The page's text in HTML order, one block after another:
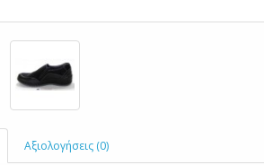
Αξιολογήσεις (0)